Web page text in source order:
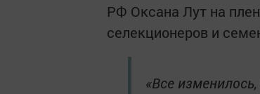
РФ Оксана Лут на
селекционеров и
«Все